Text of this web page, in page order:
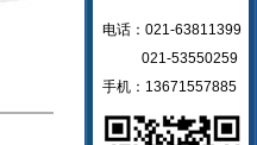
电话：021-63811399
021-53550259
手机：13671557885